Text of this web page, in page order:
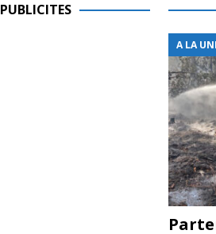
PUBLICITES
A LA